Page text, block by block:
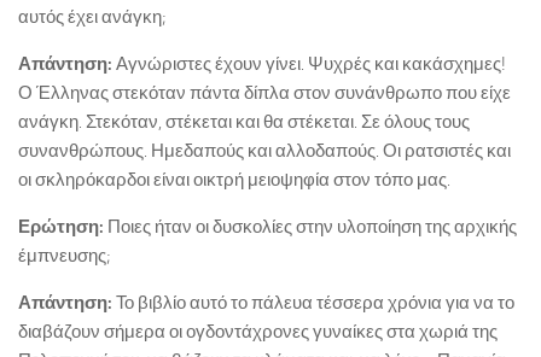
αυτός έχει ανάγκη;
Απάντηση: Αγνώριστες έχουν γίνει. Ψυχρές και κακάσχημες!
Ο Έλληνας στεκόταν πάντα δίπλα στον συνάνθρωπο που είχε
ανάγκη. Στεκόταν, στέκεται και θα στέκεται. Σε όλους τους
συνανθρώπους. Ημεδαπούς και αλλοδαπούς. Οι ρατσιστές και
οι σκληρόκαρδοι είναι οικτρή μειοψηφία στον τόπο μας.
Ερώτηση: Ποιες ήταν οι δυσκολίες στην υλοποίηση της αρχικής
έμπνευσης;
Απάντηση: Το βιβλίο αυτό το πάλευα τέσσερα χρόνια για να το
διαβάζουν σήμερα οι ογδοντάχρονες γυναίκες στα χωριά της